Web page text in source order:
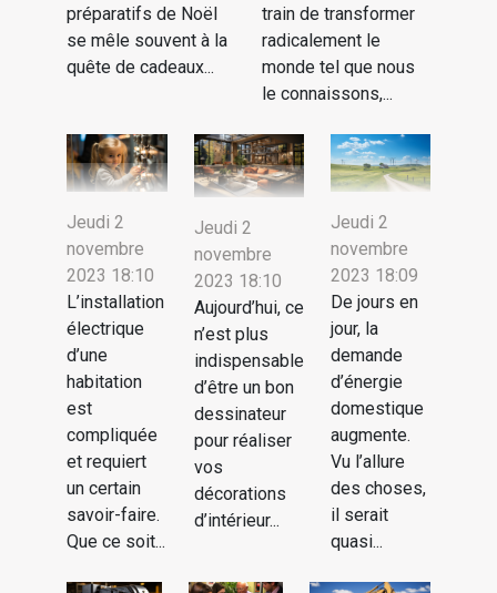
préparatifs de Noël
se mêle souvent à la
quête de cadeaux...
train de transformer
radicalement le
monde tel que nous
le connaissons,...
Jeudi 2
novembre
2023 18:10
L’installation
électrique
d’une
habitation
est
compliquée
et requiert
un certain
savoir-faire.
Que ce soit...
Jeudi 2
novembre
2023 18:10
Aujourd’hui, ce
n’est plus
indispensable
d’être un bon
dessinateur
pour réaliser
vos
décorations
d’intérieur...
Jeudi 2
novembre
2023 18:09
De jours en
jour, la
demande
d’énergie
domestique
augmente.
Vu l’allure
des choses,
il serait
quasi...